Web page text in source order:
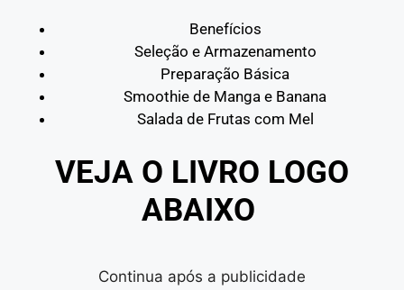
Benefícios
Seleção e Armazenamento
Preparação Básica
Smoothie de Manga e Banana
Salada de Frutas com Mel
VEJA O LIVRO LOGO
ABAIXO
Continua após a publicidade